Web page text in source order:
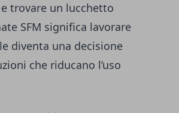
trovare un lucchetto
SFM significa lavorare
diventa una decisione
che riducano l’uso